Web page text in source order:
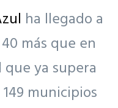
ha llegado a
más que en
ya supera
municipios